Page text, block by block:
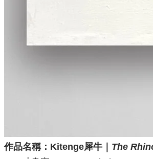
作品名稱：Kitenge犀牛
The